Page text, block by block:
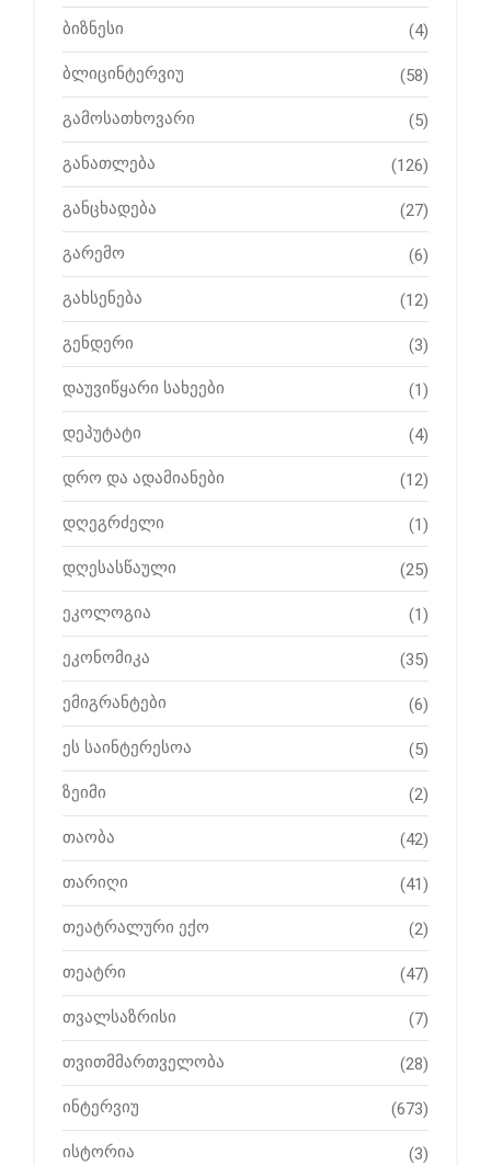
ბიზნესი (4)
ბლიცინტერვიუ (58)
გამოსათხოვარი (5)
განათლება (126)
განცხადება (27)
გარემო (6)
გახსენება (12)
გენდერი (3)
დაუვიწყარი სახეები (1)
დეპუტატი (4)
დრო და ადამიანები (12)
დღეგრძელი (1)
დღესასწაული (25)
ეკოლოგია (1)
ეკონომიკა (35)
ემიგრანტები (6)
ეს საინტერესოა (5)
ზეიმი (2)
თაობა (42)
თარიღი (41)
თეატრალური ექო (2)
თეატრი (47)
თვალსაზრისი (7)
თვითმმართველობა (28)
ინტერვიუ (673)
ისტორია (3)